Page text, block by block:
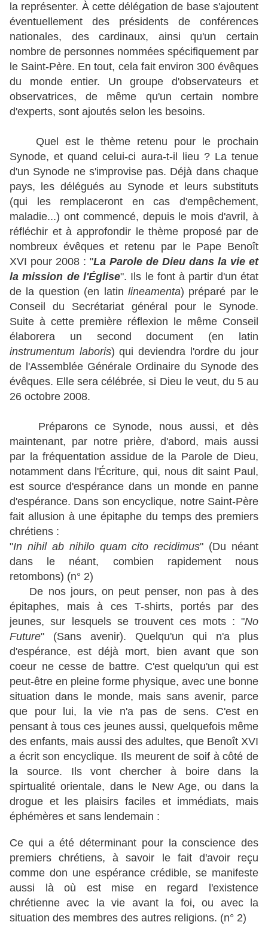
la représenter. À cette délégation de base s'ajoutent
éventuellement des présidents de conférences
nationales, des cardinaux, ainsi qu'un certain
nombre de personnes nommées spécifiquement par
le Saint-Père. En tout, cela fait environ 300 évêques
du monde entier. Un groupe d'observateurs et
observatrices, de même qu'un certain nombre
d'experts, sont ajoutés selon les besoins.
Quel est le thème retenu pour le prochain
Synode, et quand celui-ci aura-t-il lieu ? La tenue
d'un Synode ne s'improvise pas. Déjà dans chaque
pays, les délégués au Synode et leurs substituts
(qui les remplaceront en cas d'empêchement,
maladie...) ont commencé, depuis le mois d'avril, à
réfléchir et à approfondir le thème proposé par de
nombreux évêques et retenu par le Pape Benoît
XVI pour 2008 : "La Parole de Dieu dans la vie et
la mission de l'Église". Ils le font à partir d'un état
de la question (en latin lineamenta) préparé par le
Conseil du Secrétariat général pour le Synode.
Suite à cette première réflexion le même Conseil
élaborera un second document (en latin
instrumentum laboris) qui deviendra l'ordre du jour
de l'Assemblée Générale Ordinaire du Synode des
évêques. Elle sera célébrée, si Dieu le veut, du 5 au
26 octobre 2008.
Préparons ce Synode, nous aussi, et dès
maintenant, par notre prière, d'abord, mais aussi
par la fréquentation assidue de la Parole de Dieu,
notamment dans l'Écriture, qui, nous dit saint Paul,
est source d'espérance dans un monde en panne
d'espérance. Dans son encyclique, notre Saint-Père
fait allusion à une épitaphe du temps des premiers
chrétiens :
"In nihil ab nihilo quam cito recidimus" (Du néant
dans le néant, combien rapidement nous
retombons) (n° 2)
De nos jours, on peut penser, non pas à des
épitaphes, mais à ces T-shirts, portés par des
jeunes, sur lesquels se trouvent ces mots : "No
Future" (Sans avenir). Quelqu'un qui n'a plus
d'espérance, est déjà mort, bien avant que son
coeur ne cesse de battre. C'est quelqu'un qui est
peut-être en pleine forme physique, avec une bonne
situation dans le monde, mais sans avenir, parce
que pour lui, la vie n'a pas de sens. C'est en
pensant à tous ces jeunes aussi, quelquefois même
des enfants, mais aussi des adultes, que Benoît XVI
a écrit son encyclique. Ils meurent de soif à côté de
la source. Ils vont chercher à boire dans la
spirtualité orientale, dans le New Age, ou dans la
drogue et les plaisirs faciles et immédiats, mais
éphémères et sans lendemain :
Ce qui a été déterminant pour la conscience des
premiers chrétiens, à savoir le fait d'avoir reçu
comme don une espérance crédible, se manifeste
aussi là où est mise en regard l'existence
chrétienne avec la vie avant la foi, ou avec la
situation des membres des autres religions. (n° 2)